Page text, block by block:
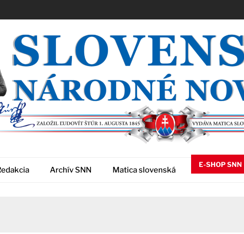
Archív SNN Matica slovenská
E-SHOP SNN